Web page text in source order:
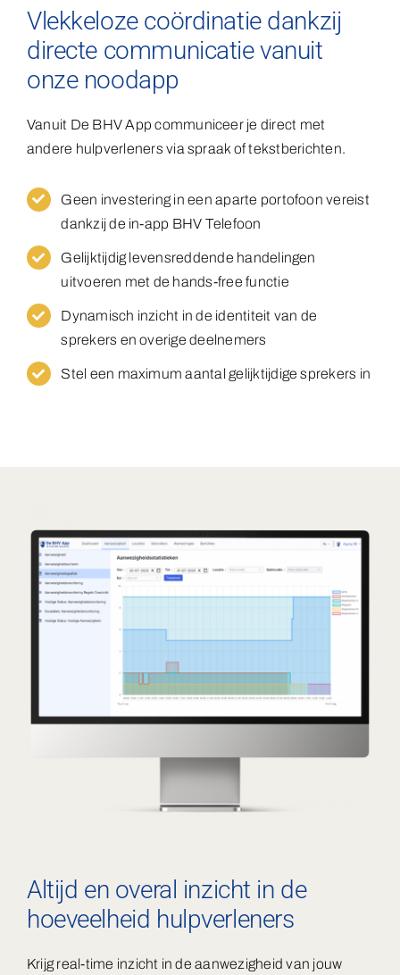
Vlekkeloze coördinatie dankzij
directe communicatie vanuit
onze noodapp
Vanuit De BHV App communiceer je direct met
andere hulpverleners via spraak of tekstberichten.
Geen investering in een aparte portofoon vereist
dankzij de in-app BHV Telefoon
Gelijktijdig levensreddende handelingen
uitvoeren met de hands-free functie
Dynamisch inzicht in de identiteit van de
sprekers en overige deelnemers
Stel een maximum aantal gelijktijdige sprekers in
Altijd en overal inzicht in de
hoeveelheid hulpverleners
Krijg real-time inzicht in de aanwezigheid van jouw